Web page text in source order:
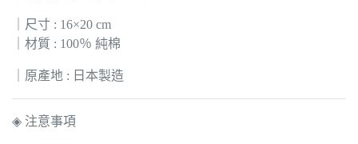
｜尺寸 : 16×20 cm
｜材質 : 100％ 純棉
｜原產地 : 日本製造
◈ 注意事項